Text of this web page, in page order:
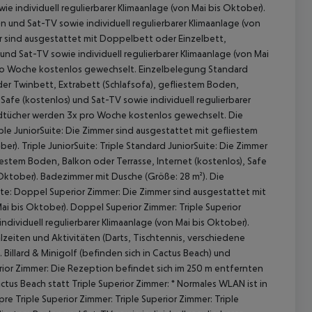
individuell regulierbarer Klimaanlage (von Mai bis Oktober).
Sat-TV sowie individuell regulierbarer Klimaanlage (von
sind ausgestattet mit Doppelbett oder Einzelbett,
Sat-TV sowie individuell regulierbarer Klimaanlage (von Mai
Woche kostenlos gewechselt. Einzelbelegung Standard
Twinbett, Extrabett (Schlafsofa), gefliestem Boden,
(kostenlos) und Sat-TV sowie individuell regulierbarer
werden 3x pro Woche kostenlos gewechselt. Die
JuniorSuite: Die Zimmer sind ausgestattet mit gefliestem
Triple JuniorSuite: Triple Standard JuniorSuite: Die Zimmer
Boden, Balkon oder Terrasse, Internet (kostenlos), Safe
Badezimmer mit Dusche (Größe: 28 m²). Die
Doppel Superior Zimmer: Die Zimmer sind ausgestattet mit
bis Oktober). Doppel Superior Zimmer: Triple Superior
regulierbarer Klimaanlage (von Mai bis Oktober).
und Aktivitäten (Darts, Tischtennis, verschiedene
& Minigolf (befinden sich in Cactus Beach) und
Zimmer: Die Rezeption befindet sich im 250 m entfernten
Beach statt Triple Superior Zimmer: * Normales WLAN ist in
Superior Zimmer: Triple Superior Zimmer: Triple